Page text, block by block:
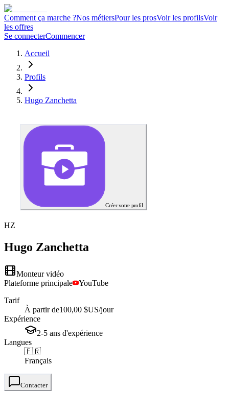
Comment ça marche ?Nos métiersPour les prosVoir les profilsVoir
les offres
Se connecterCommencer
Accueil
Profils
Hugo Zanchetta
Créer votre profil
HZ
Hugo Zanchetta
Monteur vidéo
Plateforme principale
YouTube
Tarif
À partir de100,00 $US/jour
Expérience
2-5 ans d'expérience
Langues
🇫🇷
Français
Contacter